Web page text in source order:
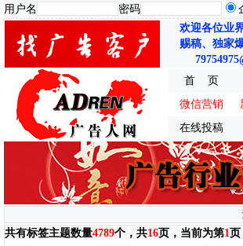
用户名 密码
欢迎各位业
赐稿、独家
首 页
微信营销
在线投稿
共有标签主题数量4789个，共16页，当前为第1页